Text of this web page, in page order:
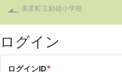
美里町立励徳小学校
ログイン
ログインID*